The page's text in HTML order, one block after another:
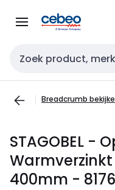
naar
naar
Zoekveld invoer
Breadcrumb
STAGOBEL -
400mm -